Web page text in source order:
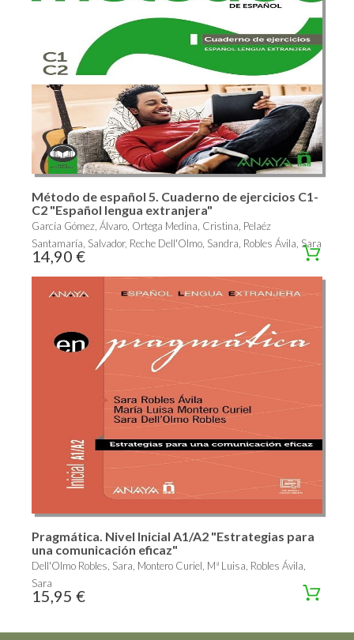
Método de español 5. Cuaderno de ejercicios C1-
C2 "Español lengua extranjera"
García Gómez, Álvaro, Ortega Medina, Cristina, Pelaéz
Santamaría, Salvador, Reche Dell'Olmo, Sandra, Robles Ávila, Sara
14,90 €
Pragmática. Nivel Inicial A1/A2 "Estrategias para
una comunicación eficaz"
Dell'Olmo Robles, Sara, Montero Curiel, Mª Luisa, Robles Ávila,
Sara
15,95 €